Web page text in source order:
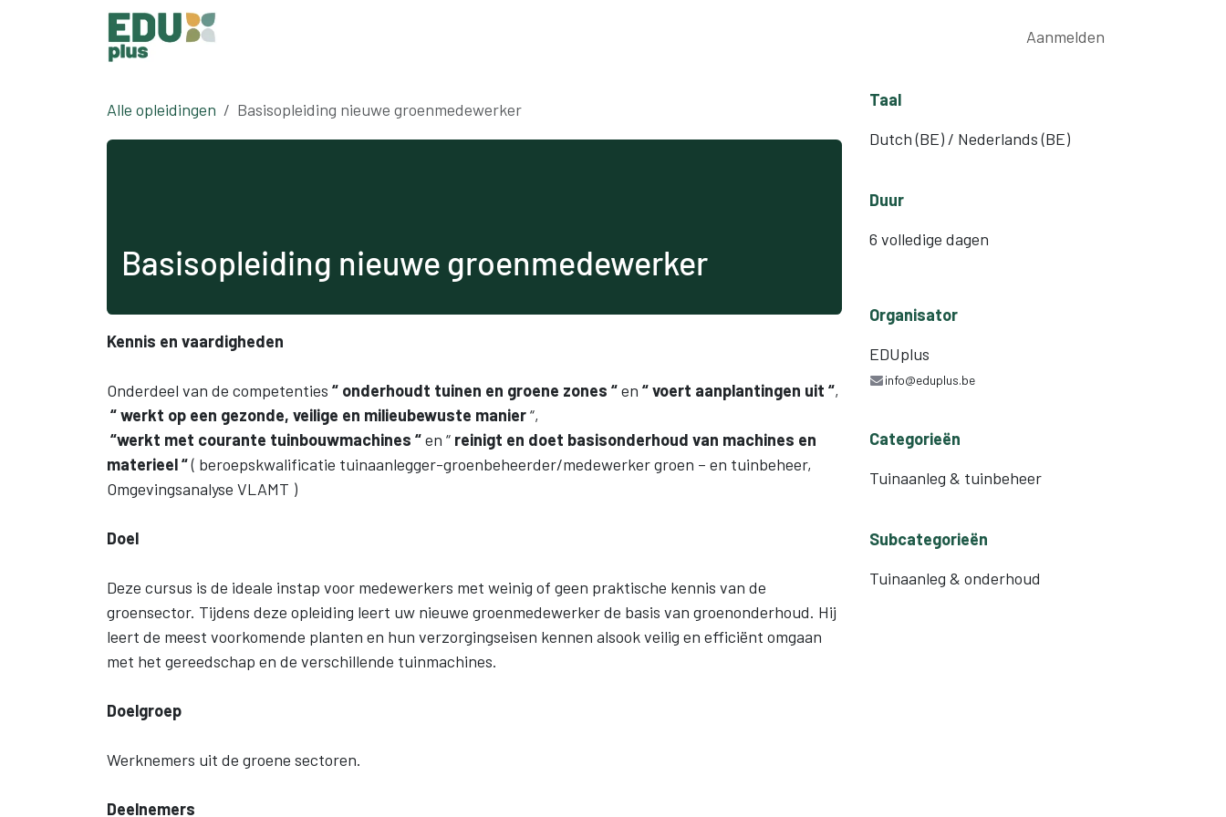
Overslaan naar inhoud
Aanmelden
Alle opleidingen Basisopleiding nieuwe groenmedewerker
Basisopleiding nieuwe groenmedewerker
Kennis en vaardigheden
Onderdeel van de competenties “ onderhoudt tuinen en groene zones “en “ voert aanplantingen uit “,
“ werkt op een gezonde, veilige en milieubewuste manier“,
“werkt met courante tuinbouwmachines “en “ reinigt en doet basisonderhoud van machines en
materieel “( beroepskwalificatie tuinaanlegger-groenbeheerder/medewerker groen – en tuinbeheer,
Omgevingsanalyse VLAMT )
Doel
Deze cursus is de ideale instap voor medewerkers met weinig of geen praktische kennis van de
groensector. Tijdens deze opleiding leert uw nieuwe groenmedewerker de basis van groenonderhoud. Hij
leert de meest voorkomende planten en hun verzorgingseisen kennen alsook veilig en efficiënt omgaan
met het gereedschap en de verschillende tuinmachines.
Doelgroep
Werknemers uit de groene sectoren.
Deelnemers
Taal
Dutch (BE) / Nederlands (BE)
Duur
6 volledige dagen
Organisator
EDUplus
info@eduplus.be
Categorieën
Tuinaanleg & tuinbeheer
Subcategorieën
Tuinaanleg & onderhoud